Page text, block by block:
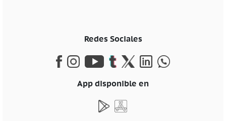
Redes Sociales
App disponible en